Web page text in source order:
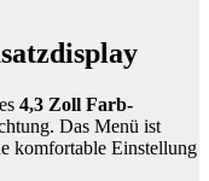
4,3 Zoll Farb-
Das Menü ist
komfortable Einstellung